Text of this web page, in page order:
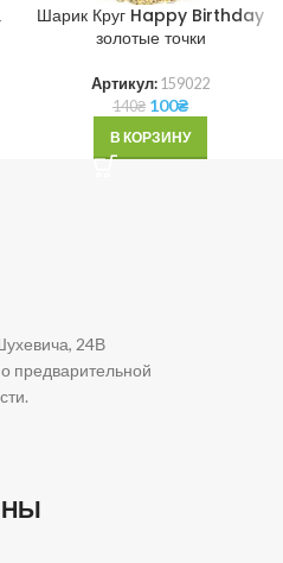
Шарик Круг Happy Birthday
золотые точки
Артикул: 159022
140₴ 100₴
В КОРЗИНУ
24В
предварительной